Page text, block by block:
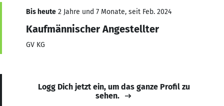
Bis heute 2 Jahre und 7 Monate, seit Feb. 2024
Kaufmännischer Angestellter
GV KG
Logg Dich jetzt ein, um das ganze Profil zu
sehen.